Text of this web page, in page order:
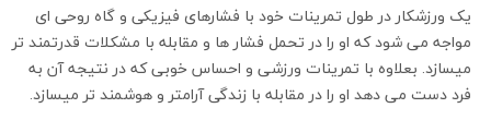
یک ورزشکار در طول تمرینات خود با فشارهای فیزیکی و گاه روحی ای
مواجه می شود که او را در تحمل فشار ها و مقابله با مشکلات قدرتمند تر
میسازد. بعلاوه با تمرینات ورزشی و احساس خوبی که در نتیجه آن به
فرد دست می دهد او را در مقابله با زندگی آرامتر و هوشمند تر میسازد.